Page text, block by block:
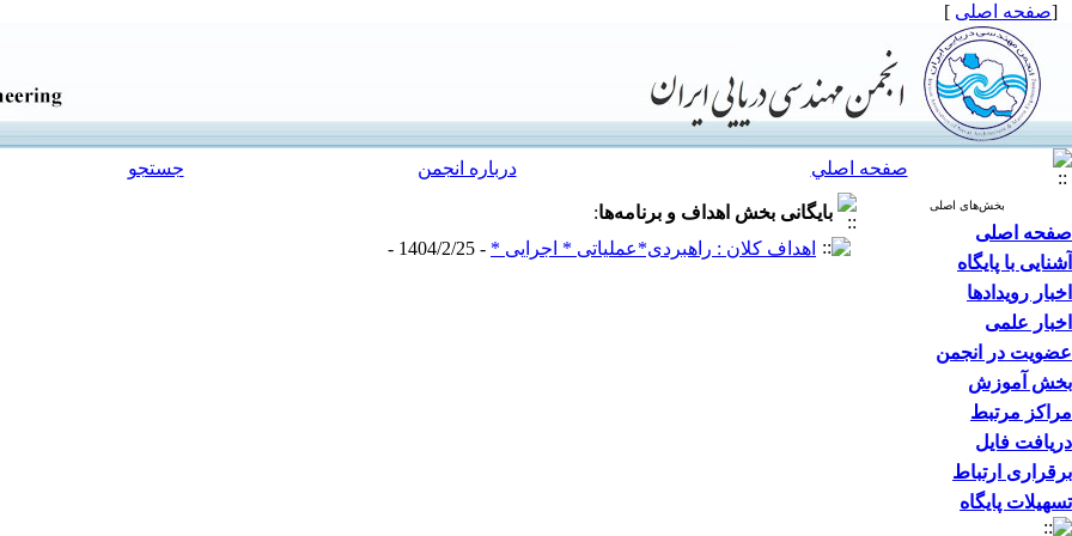
[صفحه اصلی ]
صفحه اصلي درباره انجمن جستجو
بخش‌های اصلی
صفحه اصلی
آشنایی با پایگاه
اخبار رویدادها
اخبار علمی
عضویت در انجمن
بخش آموزش
مراکز مرتبط
دریافت فایل
برقراری ارتباط
تسهیلات پایگاه
بایگانی بخش اهداف و برنامه‌ها:
اهداف کلان : راهبردی*عملیاتی * اجرایی * - 1404/2/25 -